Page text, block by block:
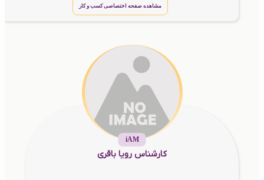
مشاهده صفحه اختصاصی کسب و کار
iAM
کارشناس رویا باقری